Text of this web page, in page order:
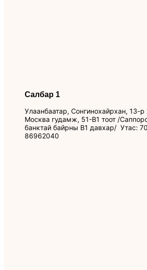
Салбар 1
Улаанбаатар, Сонгинохайрхан, 13-р
Москва гудамж, 51-B1 тоот /
банктай байрны В1 давхар/ Утас:
86962040